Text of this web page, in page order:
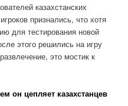
казахстанских
признались, что хотя
для тестирования новой
этого решились на игру
это мостик к
он цепляет казахстанцев